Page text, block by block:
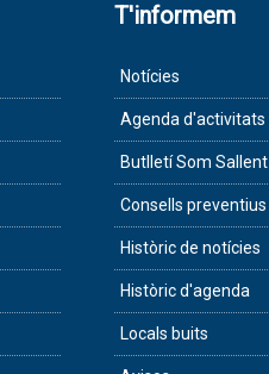
T'informem
Notícies
Agenda d'activitats
Butlletí Som Sallent
Consells preventius
Històric de notícies
Històric d'agenda
Locals buits